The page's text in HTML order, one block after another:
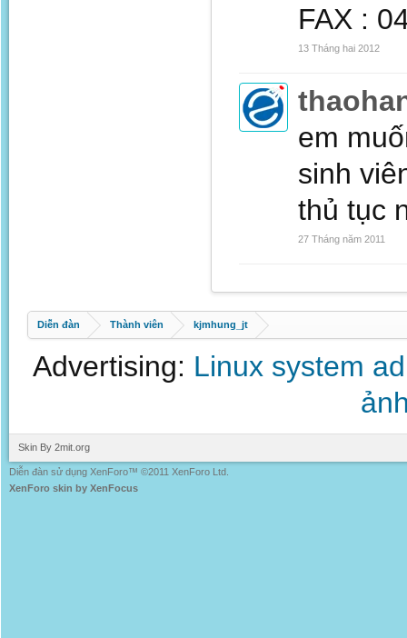
FAX :
13 Tháng hai 2012
em
sinh
thủ tục
27 Tháng năm 2011
Diễn đàn Thành viên kjmhung_jt
Advertising: Linux system
Skin By 2mit.org
Diễn đàn sử dụng XenForo™ ©2011 XenForo Ltd.
XenForo skin by XenFocus